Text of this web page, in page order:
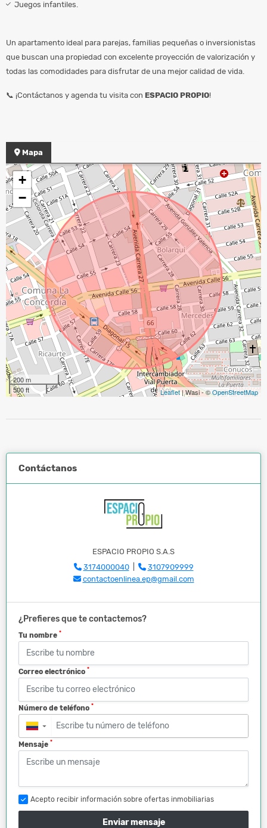
Juegos infantiles.
Un apartamento ideal para parejas, familias pequeñas o inversionistas
que buscan una propiedad con excelente proyección de valorización y
todas las comodidades para disfrutar de una mejor calidad de vida.
📞 ¡Contáctanos y agenda tu visita con ESPACIO PROPIO!
Mapa
+
−
200 m
500 ft
Leaflet | Wasi - ©OpenStreetMap
Contáctanos
ESPACIO PROPIO S.A.S
3174000040|
3107909999
contactoenlinea.ep@gmail.com
¿Prefieres que te contactemos?
Tu nombre *
Correo electrónico *
Número de teléfono *
▼
Mensaje *
Acepto recibir información sobre ofertas inmobiliarias
Enviar mensaje